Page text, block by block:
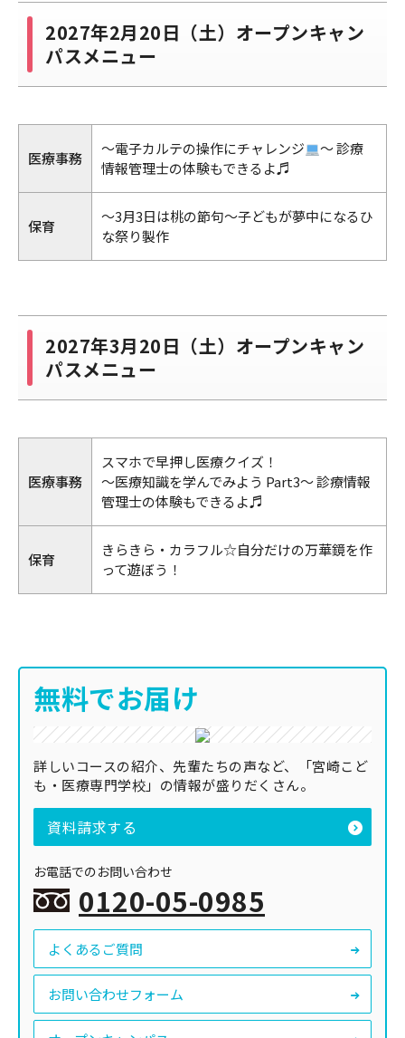
2027年2月20日（土）オープンキャン
パスメニュー
医療事務
～電子カルテの操作にチャレンジ
～ 診療
情報管理士の体験もできるよ♬
保育
〜3月3日は桃の節句〜子どもが夢中になるひ
な祭り製作
2027年3月20日（土）オープンキャン
パスメニュー
医療事務
スマホで早押し医療クイズ！
～医療知識を学んでみよう Part3～ 診療情報
管理士の体験もできるよ♬
保育
きらきら・カラフル☆自分だけの万華鏡を作
って遊ぼう！
無料でお届け
詳しいコースの紹介、先輩たちの声など、「宮崎こど
も・医療専門学校」の情報が盛りだくさん。
資料請求する
お電話でのお問い合わせ
0120-05-0985
よくあるご質問
お問い合わせフォーム